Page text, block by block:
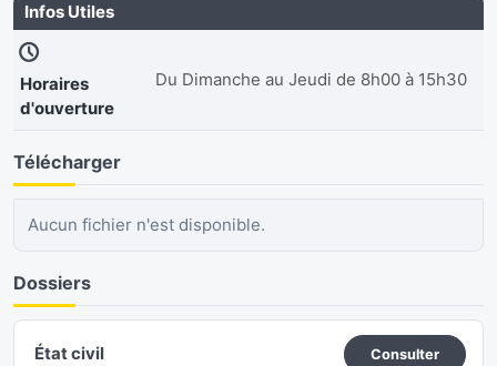
Infos Utiles
Horaires
d'ouverture
Du Dimanche au Jeudi de 8h00 à 15h30
Télécharger
Aucun fichier n'est disponible.
Dossiers
État civil Consulter